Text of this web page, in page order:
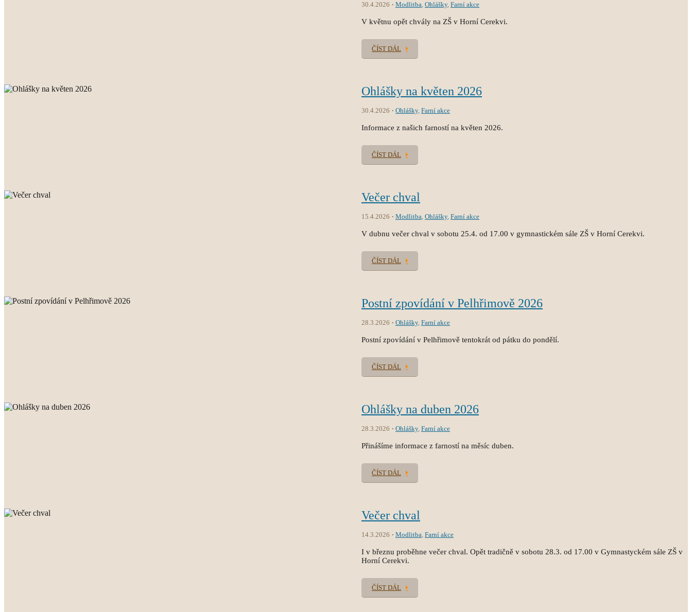
30.4.2026 Modlitba, Ohlášky, Farní akce
V květnu opět chvály na ZŠ v Horní Cerekvi.
ČÍST DÁL
Ohlášky na květen 2026
30.4.2026 Ohlášky, Farní akce
Informace z našich farností na květen 2026.
ČÍST DÁL
Večer chval
15.4.2026 Modlitba, Ohlášky, Farní akce
V dubnu večer chval v sobotu 25.4. od 17.00 v gymnastickém sále ZŠ v Horní Cerekvi.
ČÍST DÁL
Postní zpovídání v Pelhřimově 2026
28.3.2026 Ohlášky, Farní akce
Postní zpovídání v Pelhřimově tentokrát od pátku do pondělí.
ČÍST DÁL
Ohlášky na duben 2026
28.3.2026 Ohlášky, Farní akce
Přinášíme informace z farností na měsíc duben.
ČÍST DÁL
Večer chval
14.3.2026 Modlitba, Farní akce
I v březnu proběhne večer chval. Opět tradičně v sobotu 28.3. od 17.00 v Gymnastyckém sále ZŠ v
Horní Cerekvi.
ČÍST DÁL